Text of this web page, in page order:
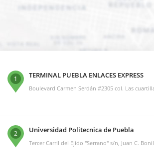
1 TERMINAL PUEBLA ENLACES EXPRESS
Boulevard Carmen Serdán #2305 col. Las
2 Universidad Politecnica de Puebla
Tercer Carril del Ejido "Serrano" s/n, Juan C.